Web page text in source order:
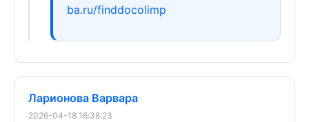
ba.ru/finddocolimp
Ларионова Варвара
2026-04-18 16:38:23